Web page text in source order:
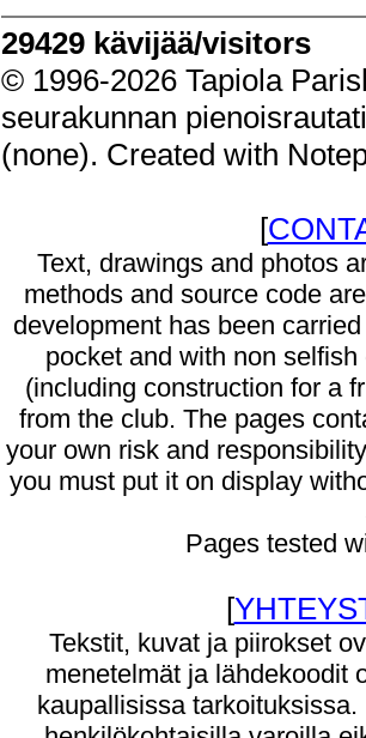
29429 kävijää/visitors
© 1996-2026 Tapiola
seurakunnan
(none). Created with
[
Text, drawings and photos
methods and source code
development has been
pocket and with non
(including construction for a
from the club. The pages
your own risk and
you must put it on display
Pages tested
[
Tekstit, kuvat ja piirokset
menetelmät ja lähdekoodit
kaupallisissa